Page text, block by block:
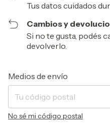
Tus datos cuidados
Cambios y
Si no te gusta, podés
devolverlo.
Entregas para el CP:
Medios de envío
No sé mi código postal